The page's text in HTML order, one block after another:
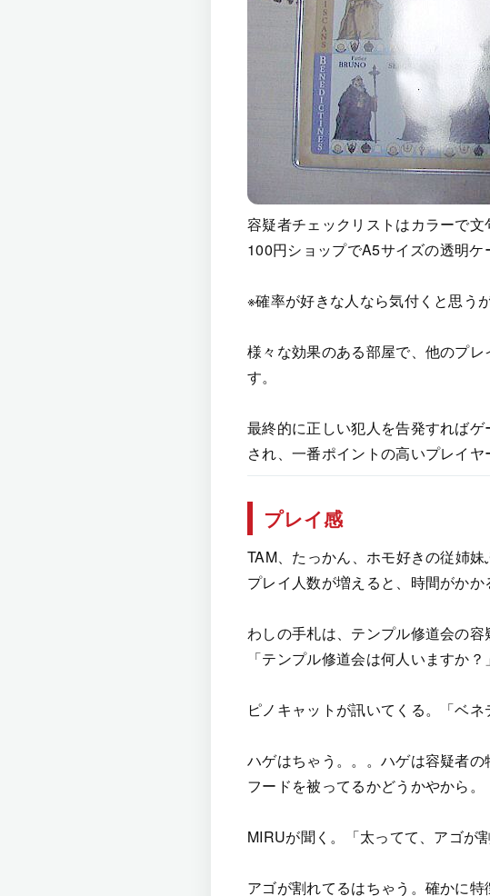
容疑者チェックリストはカラーで
100円ショップでA5サイズの透明
※確率が好きな人なら気付くと思う
様々な効果のある部屋で、他のプ
す。
最終的に正しい犯人を告発すれば
され、一番ポイントの高いプレイヤ
プレイ感
TAM、たっかん、ホモ好きの従姉妹
プレイ人数が増えると、時間がか
わしの手札は、テンプル修道会の
「テンプル修道会は何人いますか
ピノキャットが訊いてくる。「ベ
ハゲはちゃう。。。ハゲは容疑者
フードを被ってるかどうかやから。
MIRUが聞く。「太ってて、アゴが
アゴが割れてるはちゃう。確かに